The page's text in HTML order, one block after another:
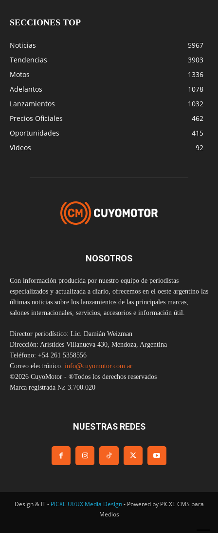
SECCIONES TOP
Noticias
5967
Tendencias
3903
Motos
1336
Adelantos
1078
Lanzamientos
1032
Precios Oficiales
462
Oportunidades
415
Videos
92
NOSOTROS
Con información producida por nuestro equipo de periodistas
especializados y actualizada a diario, ofrecemos en el oeste argentino las
últimas noticias sobre los lanzamientos de las principales marcas,
salones internacionales, servicios, accesorios e información útil.
Director periodístico: Lic. Damián Weizman
Dirección: Arístides Villanueva 430, Mendoza, Argentina
Teléfono: +54 261 5358556
Correo electrónico: info@cuyomotor.com.ar
©2026 CuyoMotor - ®Todos los derechos reservados
Marca registrada №: 3.700.020
NUESTRAS REDES
Design & IT - PiCXE UI/UX Media Design- Powered by PiCXE CMS para
Medios